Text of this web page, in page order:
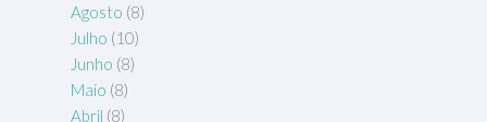
Agosto (8)
Julho (10)
Junho (8)
Maio (8)
Abril (8)